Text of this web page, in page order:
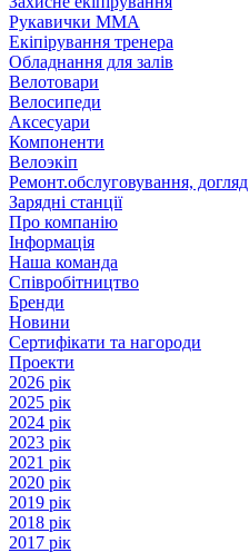
Рукавички ММА
Екіпірування тренера
Обладнання для залів
Велотовари
Велосипеди
Аксесуари
Компоненти
Велоэкіп
Ремонт.обслуговування, догляд
Зарядні станції
Про компанію
Інформація
Наша команда
Співробітництво
Бренди
Новини
Сертифікати та нагороди
Проекти
2026 рік
2025 рік
2024 рік
2023 рік
2021 рік
2020 рік
2019 рік
2018 рік
2017 рік